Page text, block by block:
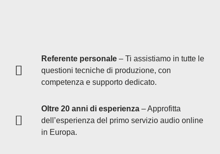
Referente personale– Ti assistiamo in tutte le
questioni tecniche di produzione, con
competenza e supporto dedicato.
Oltre 20 anni di esperienza– Approfitta
dell’esperienza del primo servizio audio online
in Europa.